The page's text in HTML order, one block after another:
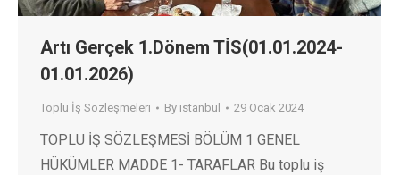
Artı Gerçek 1.Dönem TİS(01.01.2024-
01.01.2026)
Toplu İş Sözleşmeleri By istanbul 29 Ocak 2024
TOPLU İŞ SÖZLEŞMESİ BÖLÜM 1 GENEL
HÜKÜMLER MADDE 1- TARAFLAR Bu toplu iş